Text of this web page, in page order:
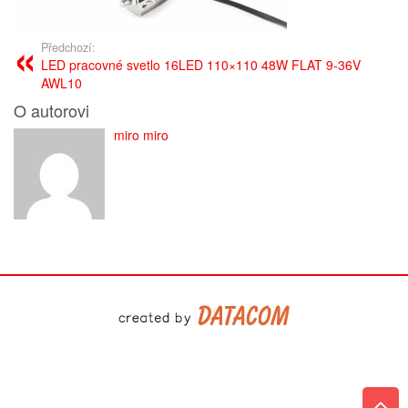
Předchozí:
LED pracovné svetlo 16LED 110×110 48W FLAT 9-36V
AWL10
O autorovi
miro miro